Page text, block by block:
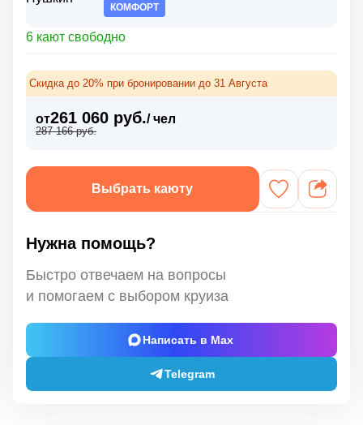
КОМФОРТ
6 кают свободно
Скидка до 20% при бронировании до 31 Августа
от261 060 руб./ чел
287 166 руб.
Выбрать каюту
Нужна помощь?
Быстро отвечаем на вопросы
и помогаем с выбором круиза
Написать в Max
Telegram